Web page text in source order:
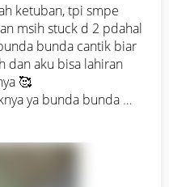
ketuban, tpi smpe
msih stuck d 2 pdahal
bunda cantik biar
dan aku bisa lahiran
🥰
ya bunda bunda
metode SC